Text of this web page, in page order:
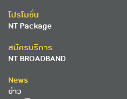
โปรโมชั่น
NT Package
สมัครบริการ
NT BROADBAND
News
ข่าว